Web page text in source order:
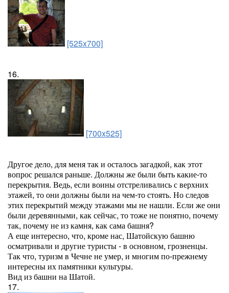
[525x700]
16.
[700x525]
Другое дело, для меня так и осталось загадкой, как этот
вопрос решался раньше. Должны же были быть какие-то
перекрытия. Ведь, если воины отстреливались с верхних
этажей, то они должны были на чем-то стоять. Но следов
этих перекрытий между этажами мы не нашли. Если же они
были деревянными, как сейчас, то тоже не понятно, почему
так, почему не из камня, как сама башня?
А еще интересно, что, кроме нас, Шатойскую башню
осматривали и другие туристы - в основном, грозненцы.
Так что, туризм в Чечне не умер, и многим по-прежнему
интересны их памятники культуры.
Вид из башни на Шатой.
17.